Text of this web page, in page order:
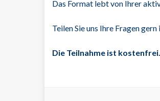
Das Format lebt von Ihrer
Teilen Sie uns Ihre Fragen
Die Teilnahme ist kostenfrei.